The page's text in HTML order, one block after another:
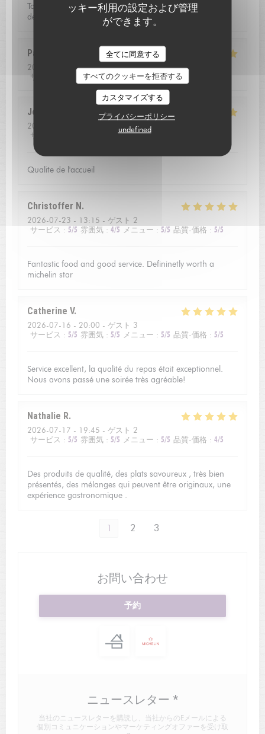
ッキー利用の設定および管理
ができます。
全てに同意する
すべてのクッキーを拒否する
カスタマイズする
プライバシーポリシー
undefined
Tout était très bon avec une mention particulière pour les
desserts et mignardises.
Pascal
2026-08-01
- 13:00 - ゲスト 2
サービス
雰囲気: 4/5 メニュー: 5/5 品質-価格
Jean louis
2026-07-24
- 12:30 - ゲスト 2
サービス
/5 メニュー
Qualite de l'accueil
Christoffer N
2026-07-23 - 13:15 - ゲスト 2
サービス : 5/5 雰囲気 : 4/5 メニュー : 5/5 品質-価格 : 5/5
Fantastic food and good service. Defininetly worth a
michelin star
Catherine V
2026-07-16 - 20:00 - ゲスト 3
サービス : 5/5 雰囲気 : 5/5 メニュー : 5/5 品質-価格 : 5/5
Service excellent, la qualité du repas était exceptionnel.
Nous avons passé une soirée très agréable!
Nathalie R
2026-07-17 - 19:45 - ゲスト 2
サービス : 5/5 雰囲気 : 5/5 メニュー : 5/5 品質-価格 : 4/5
Des produits de qualité, des plats savoureux , très bien
présentés, des mélanges qui peuvent être originaux, une
expérience gastronomique .
1 2 3
お問い合わせ
予約
ニュースレター *
当社のニュースレターを購読し、当社からのEメールによる
個別コミュニケーションやマーケティングオファーを受け取
L'AUBERGE SAINT JEAN